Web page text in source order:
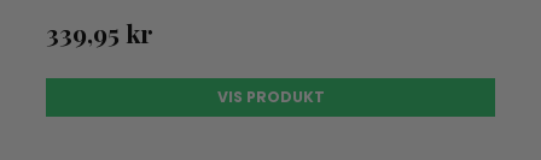
339,95 kr
VIS PRODUKT